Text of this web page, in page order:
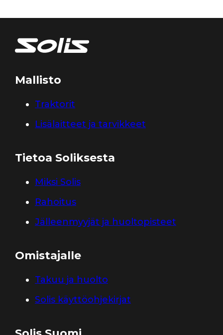
Mallisto
Traktorit
Lisälaitteet ja tarvikkeet
Tietoa Soliksesta
Miksi Solis
Rahoitus
Jälleenmyyjät ja huoltopisteet
Omistajalle
Takuu ja huolto
Solis käyttöohjekirjat